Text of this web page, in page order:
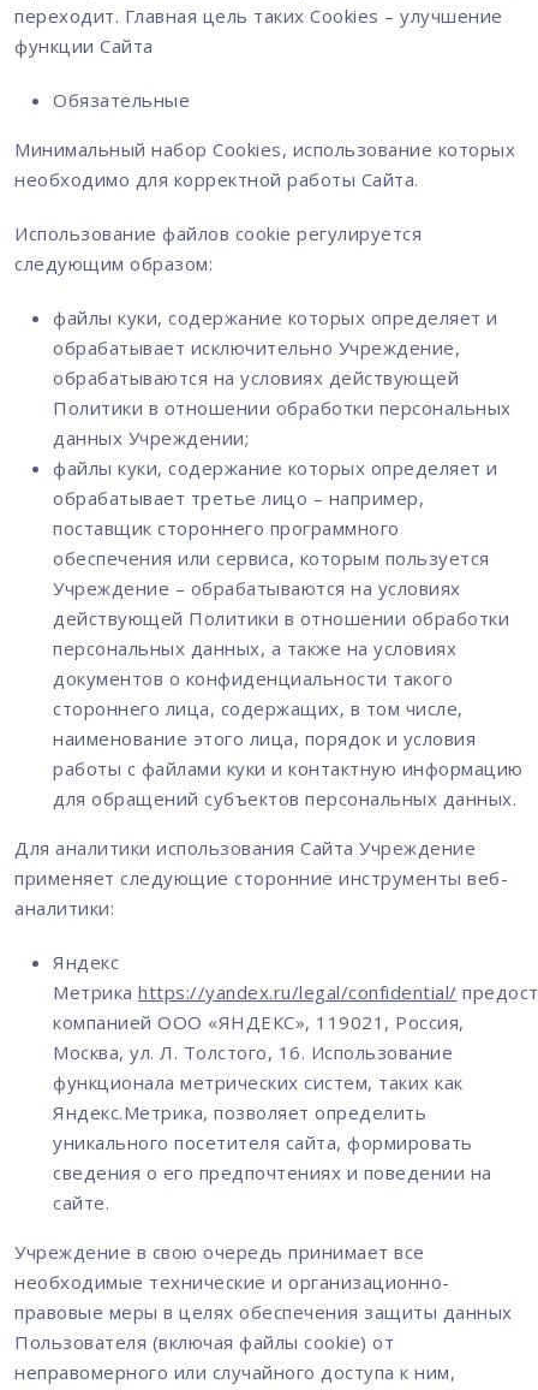
переходит. Главная цель таких Cookies – улучшение
функции Сайта
Обязательные
Минимальный набор Cookies, использование которых
необходимо для корректной работы Сайта.
Использование файлов cookie регулируется
следующим образом:
файлы куки, содержание которых определяет и
обрабатывает исключительно Учреждение,
обрабатываются на условиях действующей
Политики в отношении обработки персональных
данных Учреждении;
файлы куки, содержание которых определяет и
обрабатывает третье лицо – например,
поставщик стороннего программного
обеспечения или сервиса, которым пользуется
Учреждение – обрабатываются на условиях
действующей Политики в отношении обработки
персональных данных, а также на условиях
документов о конфиденциальности такого
стороннего лица, содержащих, в том числе,
наименование этого лица, порядок и условия
работы с файлами куки и контактную информацию
для обращений субъектов персональных данных.
Для аналитики использования Сайта Учреждение
применяет следующие сторонние инструменты веб-
аналитики:
Яндекс
Метрика https://yandex.ru/legal/confidential/
компанией ООО «ЯНДЕКС», 119021, Россия,
Москва, ул. Л. Толстого, 16. Использование
функционала метрических систем, таких как
Яндекс.Метрика, позволяет определить
уникального посетителя сайта, формировать
сведения о его предпочтениях и поведении на
сайте.
Учреждение в свою очередь принимает все
необходимые технические и организационно-
правовые меры в целях обеспечения защиты данных
Пользователя (включая файлы cookie) от
неправомерного или случайного доступа к ним,